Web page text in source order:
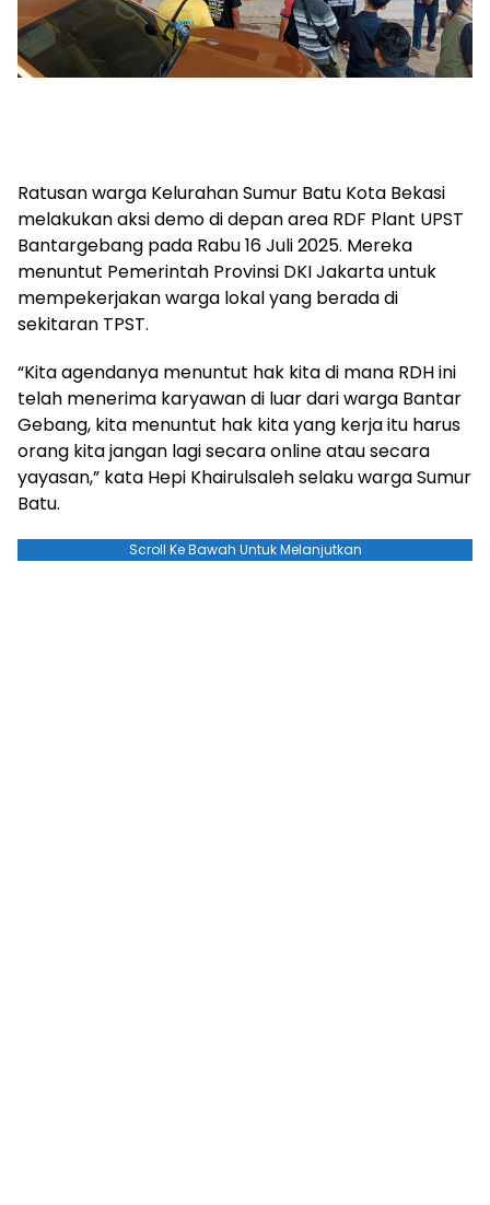
Ratusan warga Kelurahan Sumur Batu Kota Bekasi
melakukan aksi demo di depan area RDF Plant UPST
Bantargebang pada Rabu 16 Juli 2025. Mereka
menuntut Pemerintah Provinsi DKI Jakarta untuk
mempekerjakan warga lokal yang berada di
sekitaran TPST.
“Kita agendanya menuntut hak kita di mana RDH ini
telah menerima karyawan di luar dari warga Bantar
Gebang, kita menuntut hak kita yang kerja itu harus
orang kita jangan lagi secara online atau secara
yayasan,” kata Hepi Khairulsaleh selaku warga Sumur
Batu.
Scroll Ke Bawah Untuk Melanjutkan